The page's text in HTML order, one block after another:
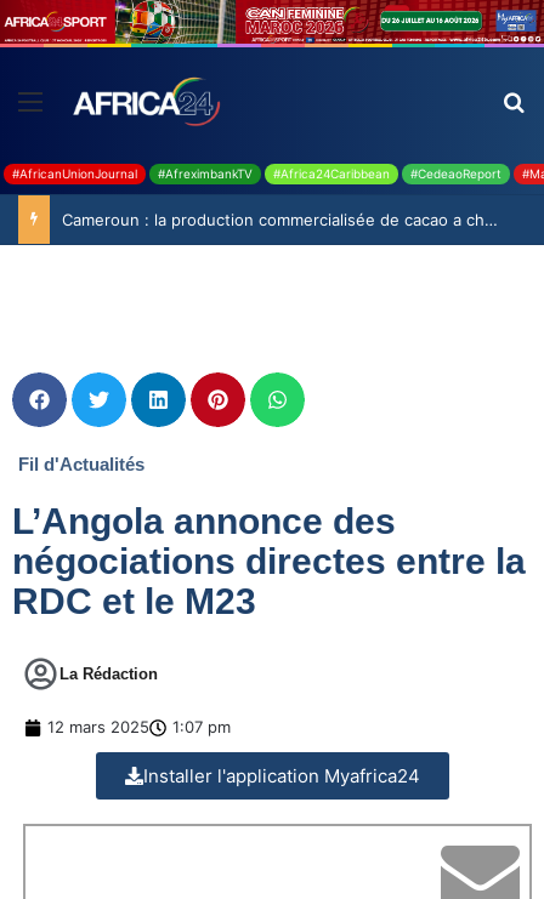
#AfricanUnionJournal #AfreximbankTV #Africa24Caribbean #CedeaoReport
Cameroun : la production commercialisée de cacao a chuté de 19,9% durant la saison 2025-2026
Fil d'Actualités
L’Angola annonce des
négociations directes entre la
RDC et le M23
La Rédaction
12 mars 2025 1:07 pm
Installer l'application Myafrica24